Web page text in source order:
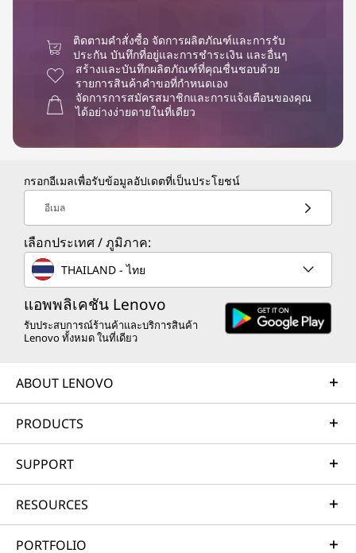
ติดตามคำสั่งซื้อ จัดการผลิตภัณฑ์และการรับ
ประกัน บันทึกที่อยู่และการชำระเงิน และอื่นๆ
สร้างและบันทึกผลิตภัณฑ์ที่คุณชื่นชอบด้วย
รายการสินค้าคำขอที่กำหนดเอง
จัดการการสมัครสมาชิกและการแจ้งเตือนของคุณ
ได้อย่างง่ายดายในที่เดียว
กรอกอีเมลเพื่อรับข้อมูลอัปเดตที่เป็นประโยชน์
อีเมล
เลือกประเทศ / ภูมิภาค:
THAILAND - ไทย
แอพพลิเคชัน Lenovo
รับประสบการณ์ร้านค้าและบริการสินค้า
Lenovo ทั้งหมด ในที่เดียว
ABOUT LENOVO
PRODUCTS
SUPPORT
RESOURCES
PORTFOLIO